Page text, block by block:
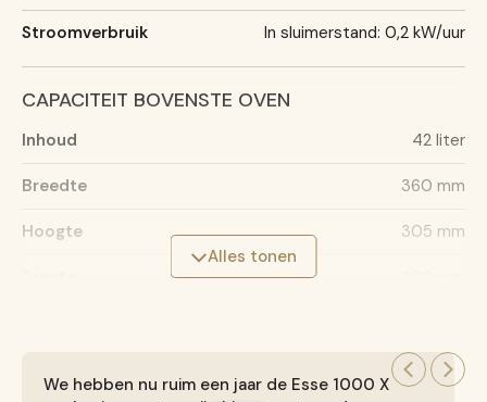
Stroomverbruik In sluimerstand: 0,2 kW/uur
CAPACITEIT BOVENSTE OVEN
Inhoud 42 liter
Breedte 360 mm
Hoogte 305 mm
Inhoud 42 liter
Alles tonen
We hebben nu ruim een jaar de Esse 1000 X